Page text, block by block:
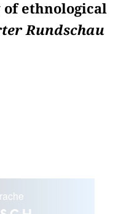
of ethnological
Rundschau